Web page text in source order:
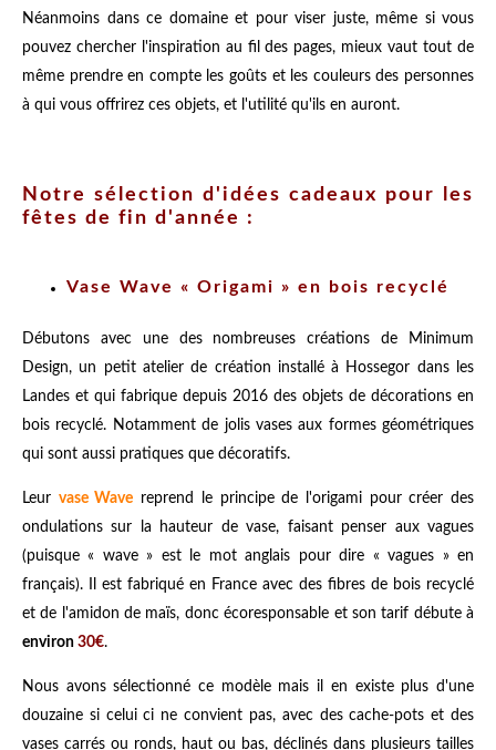
Néanmoins dans ce domaine et pour viser juste, même si vous
pouvez chercher l'inspiration au fil des pages, mieux vaut tout de
même prendre en compte les goûts et les couleurs des personnes
à qui vous offrirez ces objets, et l'utilité qu'ils en auront.
Notre sélection d'idées cadeaux pour les
fêtes de fin d'année :
Vase Wave « Origami » en bois recyclé
Débutons avec une des nombreuses créations de Minimum
Design, un petit atelier de création installé à Hossegor dans les
Landes et qui fabrique depuis 2016 des objets de décorations en
bois recyclé. Notamment de jolis vases aux formes géométriques
qui sont aussi pratiques que décoratifs.
Leur vase Wave reprend le principe de l'origami pour créer des
ondulations sur la hauteur de vase, faisant penser aux vagues
(puisque « wave » est le mot anglais pour dire « vagues » en
français). Il est fabriqué en France avec des fibres de bois recyclé
et de l'amidon de maïs, donc écoresponsable et son tarif débute à
environ 30€.
Nous avons sélectionné ce modèle mais il en existe plus d'une
douzaine si celui ci ne convient pas, avec des cache-pots et des
vases carrés ou ronds, haut ou bas, déclinés dans plusieurs tailles